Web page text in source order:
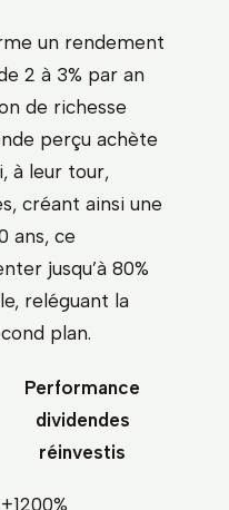
un rendement
2 à 3% par an
de richesse
perçu achète
à leur tour,
créant ainsi une
ans, ce
jusqu’à 80%
reléguant la
plan.
Performance
dividendes
réinvestis
+1200%